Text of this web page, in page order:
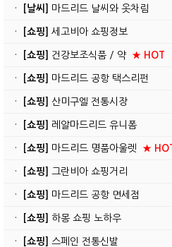
· [날씨] 마드리드 날씨와 옷차림
· [쇼핑] 세고비아 쇼핑정보
· [쇼핑] 건강보조식품 / 약 ★ HOT
· [쇼핑] 마드리드 공항 택스리펀
· [쇼핑] 산미구엘 전통시장
· [쇼핑] 레알마드리드 유니폼
· [쇼핑] 마드리드 명품아울렛 ★
· [쇼핑] 그란비아 쇼핑거리
· [쇼핑] 마드리드 공항 면세점
· [쇼핑] 하몽 쇼핑 노하우
· [쇼핑] 스페인 전통신발